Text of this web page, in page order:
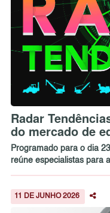
Radar
do mercado de
Programado para o dia
reúne especialistas para
11 DE JUNHO 2026